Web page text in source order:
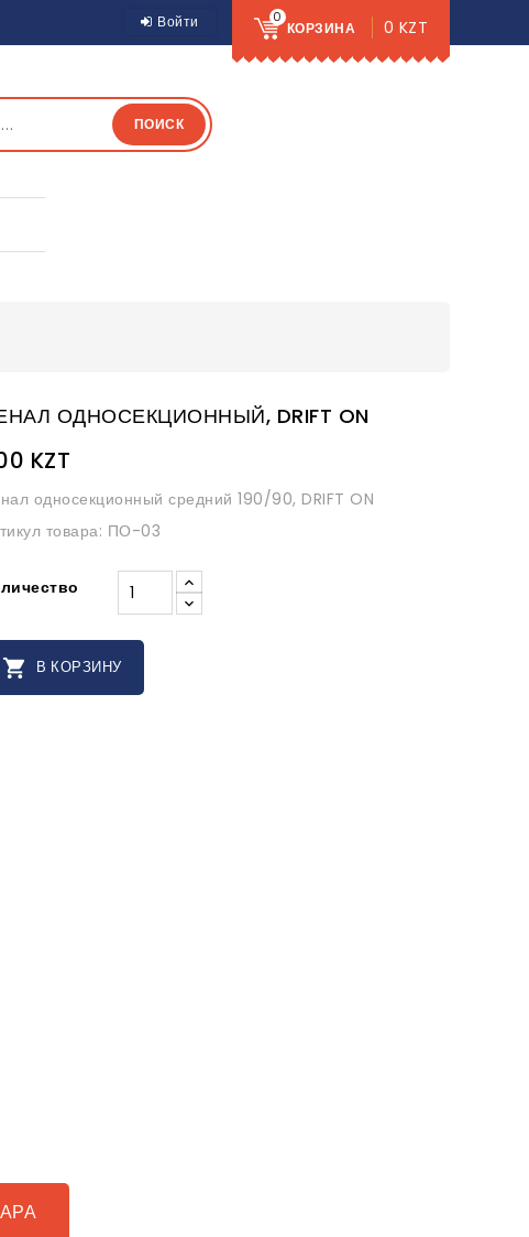
0
КОРЗИНА 0 KZT
Войти
ПОИСК
ОДНОСЕКЦИОННЫЙ, DRIFT ON
KZT
односекционный средний 190/90, DRIFT ON
товара: ПО-03
 В КОРЗИНУ